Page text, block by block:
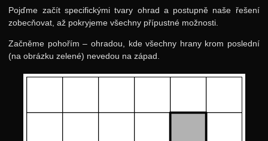
Pojďme začít specifickými tvary ohrad a postupně naše řešení
zobecňovat, až pokryjeme všechny přípustné možnosti.
Začněme pohořím – ohradou, kde všechny hrany krom poslední
(na obrázku zelené) nevedou na západ.